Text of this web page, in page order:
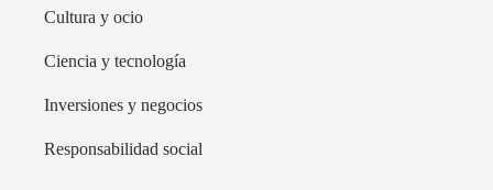
Cultura y ocio
Ciencia y tecnología
Inversiones y negocios
Responsabilidad social